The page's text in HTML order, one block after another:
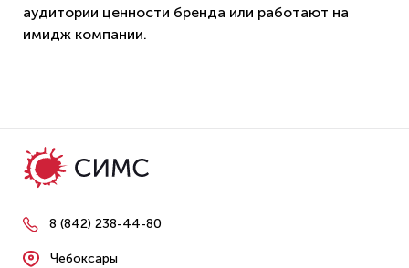
аудитории ценности бренда или работают на
имидж компании.
8 (842) 238-44-80
Чебоксары